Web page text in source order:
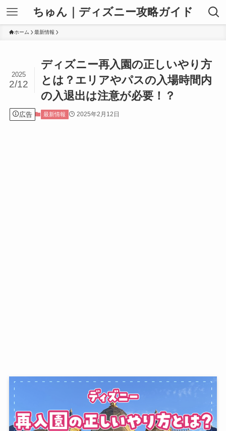
ちゅん｜ディズニー攻略ガイド
ホーム 最新情報
ディズニー再入園の正しいやり方
とは？エリアやパスの入場時間内
の入退出は注意が必要！？
2025
2/12
広告 最新情報 2025年2月12日